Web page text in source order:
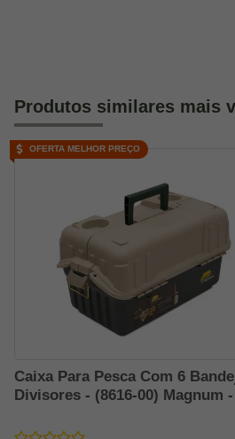
Produtos similares mais
Caixa Para Pesca Com 6
Divisores - (8616-00) Magnum
OFERTA MELHOR PREÇO